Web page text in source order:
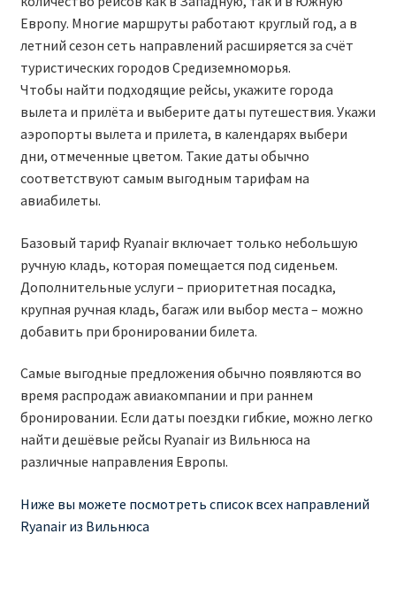
RYANAIR.COM НА РУССКОМ – кнфтфшкюсщь
Авиабилеты Ryanair на Тенерифе от €15
АВИАБИЛЕТЫ RYANAIR ОТ € 12
АВИАБИЛЕТЫ ВИЛЬНЮС БАРСЕЛОНА
АВИАБИЛЕТЫ ХЕЛЬСИНКИ МИЛАН
Акции RYANAIR из Варшавы
Акции RYANAIR из Вильнюса
Аликанте
Барселона
БРОНИРОВАНИЕ
Европу. Многие маршруты работают круглый год, а в
летний сезон сеть направлений расширяется за счёт
туристических городов Средиземноморья.
Чтобы найти подходящие рейсы, укажите города
вылета и прилёта и выберите даты путешествия. Укажи
аэропорты вылета и прилета, в календарях выбери
дни, отмеченные цветом. Такие даты обычно
соответствуют самым выгодным тарифам на
авиабилеты.
Базовый тариф Ryanair включает только небольшую
ручную кладь, которая помещается под сиденьем.
Дополнительные услуги – приоритетная посадка,
крупная ручная кладь, багаж или выбор места – можно
добавить при бронировании билета.
Самые выгодные предложения обычно появляются во
время распродаж авиакомпании и при раннем
бронировании. Если даты поездки гибкие, можно легко
найти дешёвые рейсы Ryanair из Вильнюса на
различные направления Европы.
Ниже вы можете посмотреть список всех направлений
Ryanair из Вильнюса